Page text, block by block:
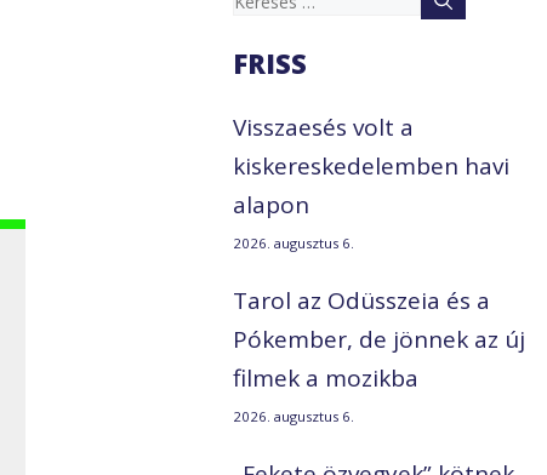
FRISS
Visszaesés volt a
kiskereskedelemben havi
alapon
2026. augusztus 6.
Tarol az Odüsszeia és a
Pókember, de jönnek az új
filmek a mozikba
2026. augusztus 6.